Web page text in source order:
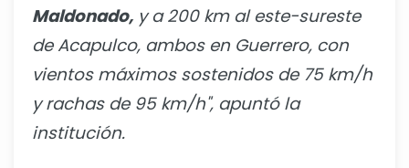
Maldonado, y a 200 km al este-sureste
de Acapulco, ambos en Guerrero, con
vientos máximos sostenidos de 75 km/h
y rachas de 95 km/h", apuntó la
institución.